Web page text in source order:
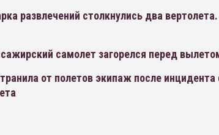
развлечений столкнулись два
самолет загорелся перед
от полетов экипаж после инцидента